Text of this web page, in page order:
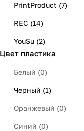
PrintProduct (7)
REC (14)
YouSu (2)
Цвет пластика
Белый (0)
Черный (1)
Оранжевый (0)
Синий (0)